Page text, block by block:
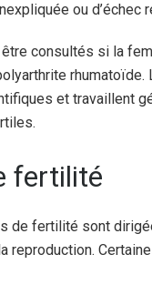
ou d’échec
être consultés si la
et travaillent
fertilité
de fertilité sont
reproduction.